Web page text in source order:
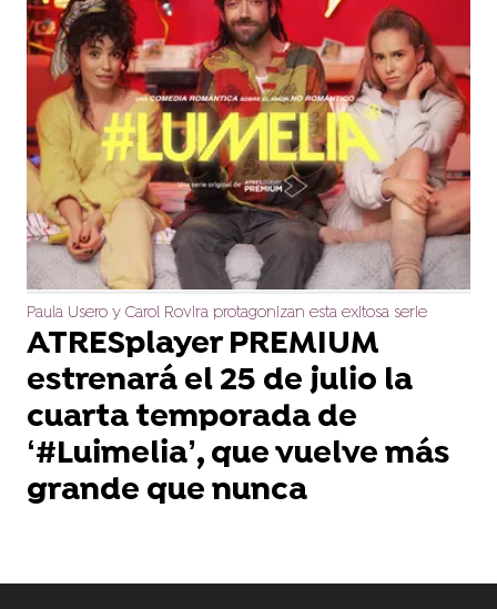
Paula Usero y Carol Rovira protagonizan esta exitosa serie
ATRESplayer PREMIUM
estrenará el 25 de julio la
cuarta temporada de
‘#Luimelia’, que vuelve más
grande que nunca